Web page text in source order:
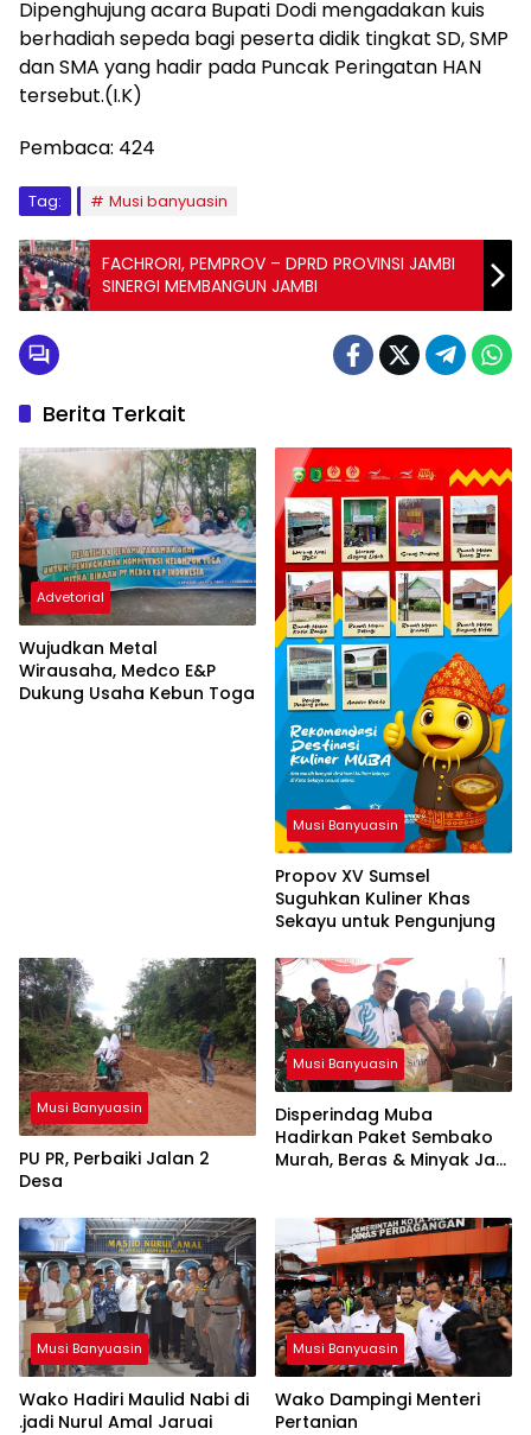
Dipenghujung acara Bupati Dodi mengadakan kuis
berhadiah sepeda bagi peserta didik tingkat SD, SMP
dan SMA yang hadir pada Puncak Peringatan HAN
tersebut.(I.K)
Pembaca: 424
Tag: Musi banyuasin
FACHRORI, PEMPROV – DPRD PROVINSI JAMBI
SINERGI MEMBANGUN JAMBI
Berita Terkait
Advetorial
Wujudkan Metal
Wirausaha, Medco E&P
Dukung Usaha Kebun Toga
Musi Banyuasin
Propov XV Sumsel
Suguhkan Kuliner Khas
Sekayu untuk Pengunjung
Musi Banyuasin
PU PR, Perbaiki Jalan 2
Desa
Musi Banyuasin
Disperindag Muba
Hadirkan Paket Sembako
Murah, Beras & Minyak Jadi
Musi Banyuasin
Wako Hadiri Maulid Nabi di
.jadi Nurul Amal Jaruai
Musi Banyuasin
Wako Dampingi Menteri
Pertanian